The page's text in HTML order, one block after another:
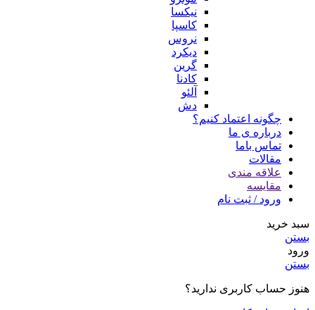
نیکسا
کاسپا
نروس
دیکرد
گرین
کادنا
آلئو
دش
چگونه اعتماد کنیم؟
درباره ی ما
تماس باما
مقالات
علاقه مندی
مقایسه
ورود / ثبت نام
سبد خرید
بستن
ورود
بستن
هنوز حساب کاربری ندارید؟